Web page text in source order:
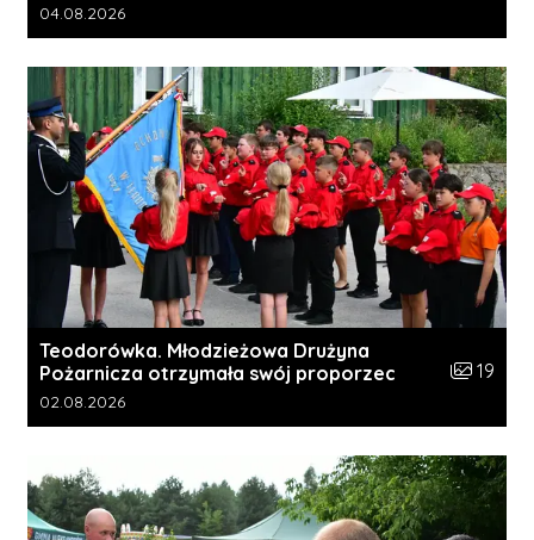
Data dodania galerii:
04.08.2026
Teodorówka. Młodzieżowa Drużyna
Pożarnicza otrzymała swój proporzec
Liczba
19
Data dodania galerii:
02.08.2026